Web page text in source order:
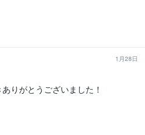
1月28日
りがとうございました！